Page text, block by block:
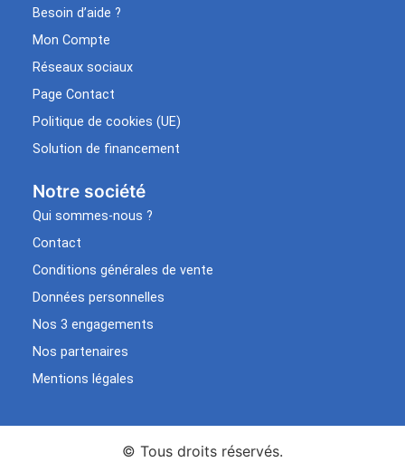
Besoin d’aide ?
Mon Compte
Réseaux sociaux
Page Contact
Politique de cookies (UE)
Solution de financement
Notre société
Qui sommes-nous ?
Contact
Conditions générales de vente
Données personnelles
Nos 3 engagements
Nos partenaires
Mentions légales
© Tous droits réservés.